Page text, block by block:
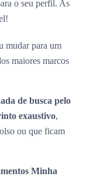
o seu perfil. As
mudar para um
maiores marcos
de busca pelo
exaustivo,
ou que ficam
Minha